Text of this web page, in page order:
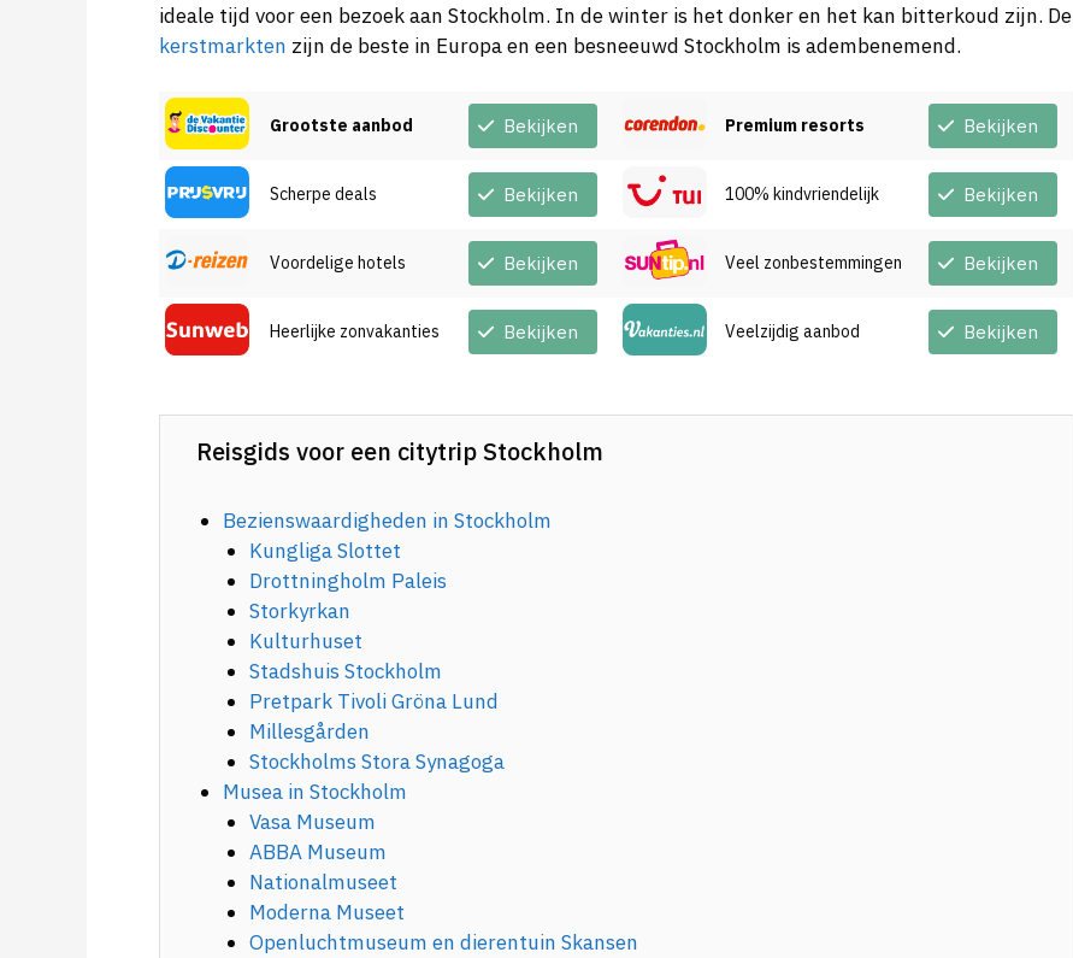
ideale tijd voor een bezoek aan Stockholm. In de winter is het donker en het kan bitterkoud zijn. De
kerstmarkten zijn de beste in Europa en een besneeuwd Stockholm is adembenemend.
Grootste aanbod Bekijken
Scherpe deals Bekijken
Voordelige hotels Bekijken
Heerlijke zonvakanties Bekijken
Premium resorts Bekijken
100% kindvriendelijk Bekijken
Veel zonbestemmingen Bekijken
Veelzijdig aanbod Bekijken
Reisgids voor een citytrip Stockholm
Bezienswaardigheden in Stockholm
Kungliga Slottet
Drottningholm Paleis
Storkyrkan
Kulturhuset
Stadshuis Stockholm
Pretpark Tivoli Gröna Lund
Millesgården
Stockholms Stora Synagoga
Musea in Stockholm
Vasa Museum
ABBA Museum
Nationalmuseet
Moderna Museet
Openluchtmuseum en dierentuin Skansen